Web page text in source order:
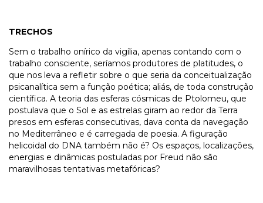
TRECHOS
Sem o trabalho onírico da vigília, apenas contando com o
trabalho consciente, seríamos produtores de platitudes, o
que nos leva a refletir sobre o que seria da conceitualização
psicanalítica sem a função poética; aliás, de toda construção
científica. A teoria das esferas cósmicas de Ptolomeu, que
postulava que o Sol e as estrelas giram ao redor da Terra
presos em esferas consecutivas, dava conta da navegação
no Mediterrâneo e é carregada de poesia. A figuração
helicoidal do DNA também não é? Os espaços, localizações,
energias e dinâmicas postuladas por Freud não são
maravilhosas tentativas metafóricas?